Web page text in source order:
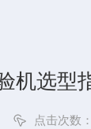
机选型
点击次数